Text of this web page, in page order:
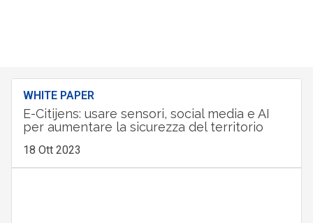
WHITE PAPER
E-Citijens: usare sensori, social media e AI
per aumentare la sicurezza del territorio
18 Ott 2023